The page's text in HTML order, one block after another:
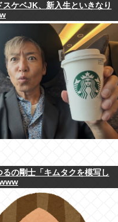
スケベJK、新入生といきなり
るの剛士「キムタクを模写し